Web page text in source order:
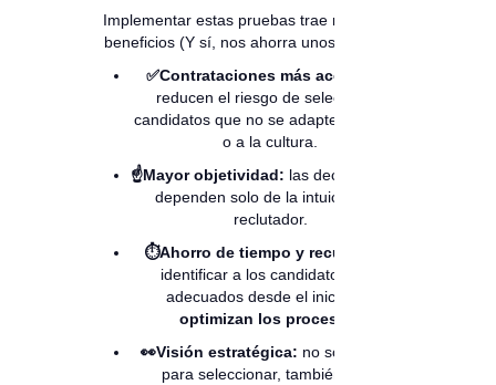
Implementar estas pruebas trae múltiples
beneficios (Y sí, nos ahorra unos pesos):
✅Contrataciones más acertadas:
reducen el riesgo de seleccionar
candidatos que no se adapten al cargo
o a la cultura.
☝️Mayor objetividad: las decisiones no
dependen solo de la intuición del
reclutador.
⏱️Ahorro de tiempo y recursos:
identificar a los candidatos más
adecuados desde el inicio,
optimizan los procesos.
👀Visión estratégica: no solo sirven
para seleccionar, también para